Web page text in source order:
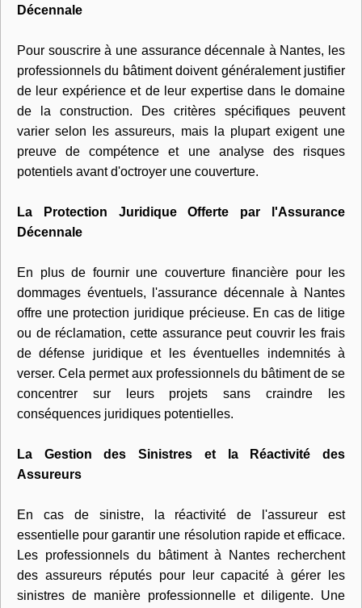
Décennale
Pour souscrire à une assurance décennale à Nantes, les
professionnels du bâtiment doivent généralement justifier
de leur expérience et de leur expertise dans le domaine
de la construction. Des critères spécifiques peuvent
varier selon les assureurs, mais la plupart exigent une
preuve de compétence et une analyse des risques
potentiels avant d'octroyer une couverture.
La Protection Juridique Offerte par l'Assurance
Décennale
En plus de fournir une couverture financière pour les
dommages éventuels, l'assurance décennale à Nantes
offre une protection juridique précieuse. En cas de litige
ou de réclamation, cette assurance peut couvrir les frais
de défense juridique et les éventuelles indemnités à
verser. Cela permet aux professionnels du bâtiment de se
concentrer sur leurs projets sans craindre les
conséquences juridiques potentielles.
La Gestion des Sinistres et la Réactivité des
Assureurs
En cas de sinistre, la réactivité de l'assureur est
essentielle pour garantir une résolution rapide et efficace.
Les professionnels du bâtiment à Nantes recherchent
des assureurs réputés pour leur capacité à gérer les
sinistres de manière professionnelle et diligente. Une